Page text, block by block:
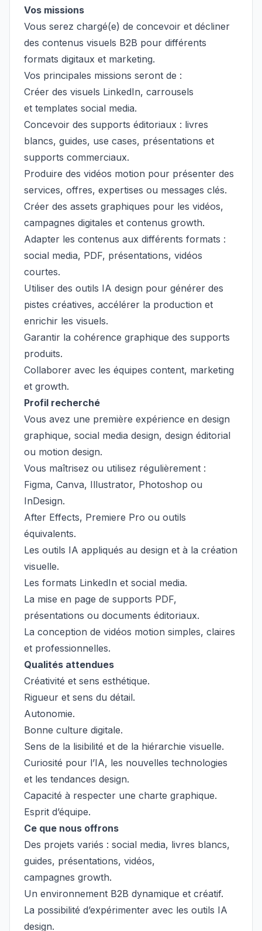
Vos missions
Vous serez chargé(e) de concevoir et décliner
des contenus visuels B2B pour différents
formats digitaux et marketing.
Vos principales missions seront de :
Créer des visuels LinkedIn, carrousels
et templates social media.
Concevoir des supports éditoriaux : livres
blancs, guides, use cases, présentations et
supports commerciaux.
Produire des vidéos motion pour présenter des
services, offres, expertises ou messages clés.
Créer des assets graphiques pour les vidéos,
campagnes digitales et contenus growth.
Adapter les contenus aux différents formats :
social media, PDF, présentations, vidéos
courtes.
Utiliser des outils IA design pour générer des
pistes créatives, accélérer la production et
enrichir les visuels.
Garantir la cohérence graphique des supports
produits.
Collaborer avec les équipes content, marketing
et growth.
Profil recherché
Vous avez une première expérience en design
graphique, social media design, design éditorial
ou motion design.
Vous maîtrisez ou utilisez régulièrement :
Figma, Canva, Illustrator, Photoshop ou
InDesign.
After Effects, Premiere Pro ou outils
équivalents.
Les outils IA appliqués au design et à la création
visuelle.
Les formats LinkedIn et social media.
La mise en page de supports PDF,
présentations ou documents éditoriaux.
La conception de vidéos motion simples, claires
et professionnelles.
Qualités attendues
Créativité et sens esthétique.
Rigueur et sens du détail.
Autonomie.
Bonne culture digitale.
Sens de la lisibilité et de la hiérarchie visuelle.
Curiosité pour l’IA, les nouvelles technologies
et les tendances design.
Capacité à respecter une charte graphique.
Esprit d’équipe.
Ce que nous offrons
Des projets variés : social media, livres blancs,
guides, présentations, vidéos,
campagnes growth.
Un environnement B2B dynamique et créatif.
La possibilité d’expérimenter avec les outils IA
design.